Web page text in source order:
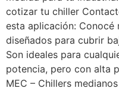
cotizar tu chiller
esta aplicación: Conocé
diseñados para cubrir
Son ideales para
potencia, pero con alta
MEC – Chillers